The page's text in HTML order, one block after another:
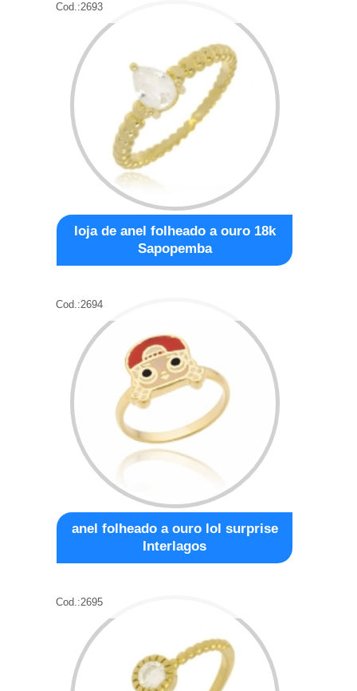
Cod.:2693
loja de anel folheado a ouro 18k
Sapopemba
Cod.:2694
anel folheado a ouro lol surprise
Interlagos
Cod.:2695